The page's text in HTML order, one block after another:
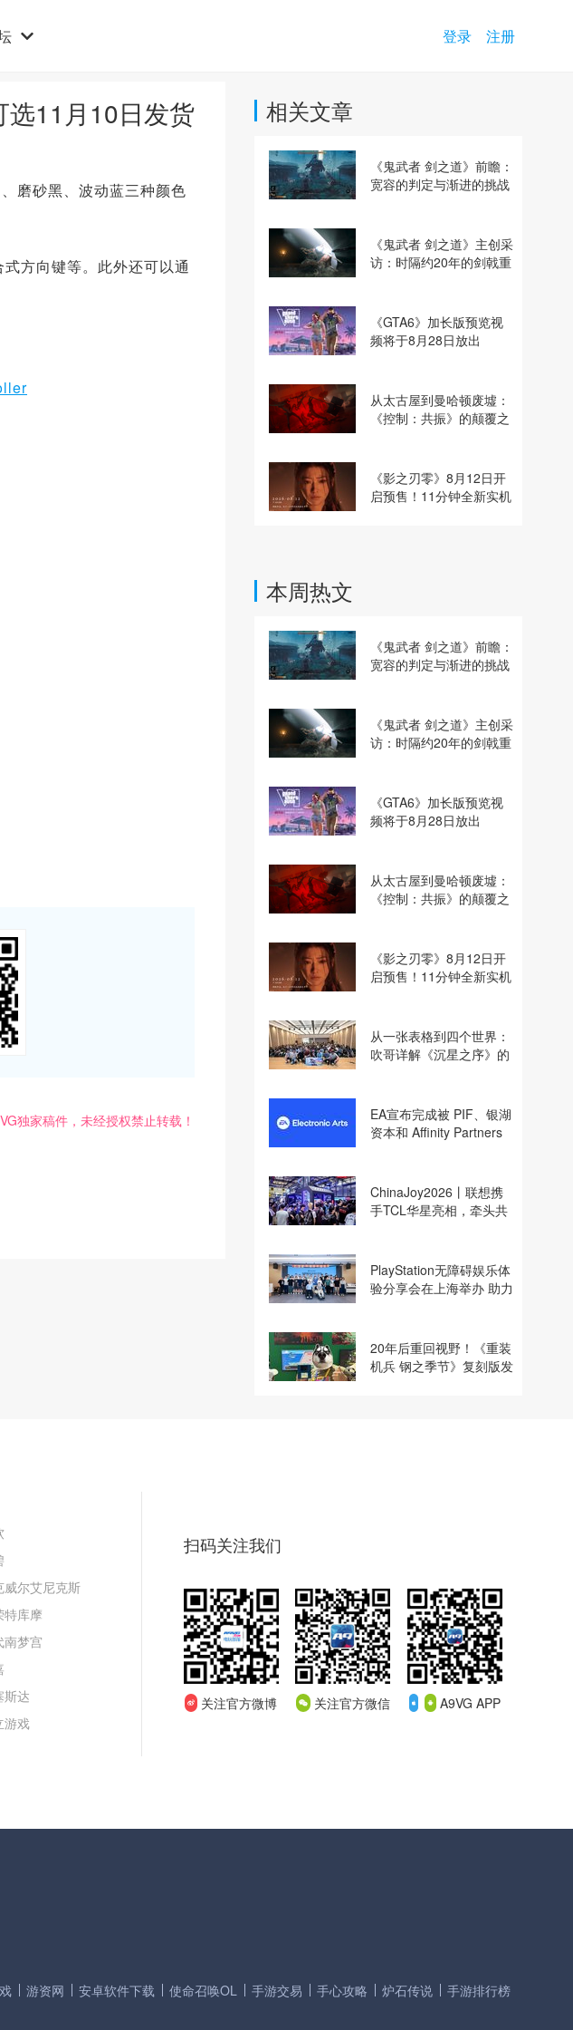
登录 注册
选11月10日发货
磨砂黑、波动蓝三种颜色
方向键等。此外还可以通
独家稿件，未经授权禁止转载！
相关文章
《鬼武者 剑之道》前瞻：
宽容的判定与渐进的挑战
《鬼武者 剑之道》主创采
访：时隔约20年的剑戟重
《GTA6》加长版预览视
频将于8月28日放出
从太古屋到曼哈顿废墟：
《控制：共振》的颠覆之
《影之刃零》8月12日开
启预售！11分钟全新实机
本周热文
《鬼武者 剑之道》前瞻：
宽容的判定与渐进的挑战
《鬼武者 剑之道》主创采
访：时隔约20年的剑戟重
《GTA6》加长版预览视
频将于8月28日放出
从太古屋到曼哈顿废墟：
《控制：共振》的颠覆之
《影之刃零》8月12日开
启预售！11分钟全新实机
从一张表格到四个世界：
吹哥详解《沉星之序》的
EA宣布完成被 PIF、银湖
资本和 Affinity Partners
ChinaJoy2026丨联想携
手TCL华星亮相，牵头共
PlayStation无障碍娱乐体
验分享会在上海举办 助力
20年后重回视野！《重装
机兵 钢之季节》复刻版发
威尔艾尼克斯
特库摩
南梦宫
斯达
游戏
扫码关注我们
关注官方微博 关注官方微信 A9VG APP
游资网 安卓软件下载 使命召唤OL 手游交易 手心攻略 炉石传说
手游排行榜